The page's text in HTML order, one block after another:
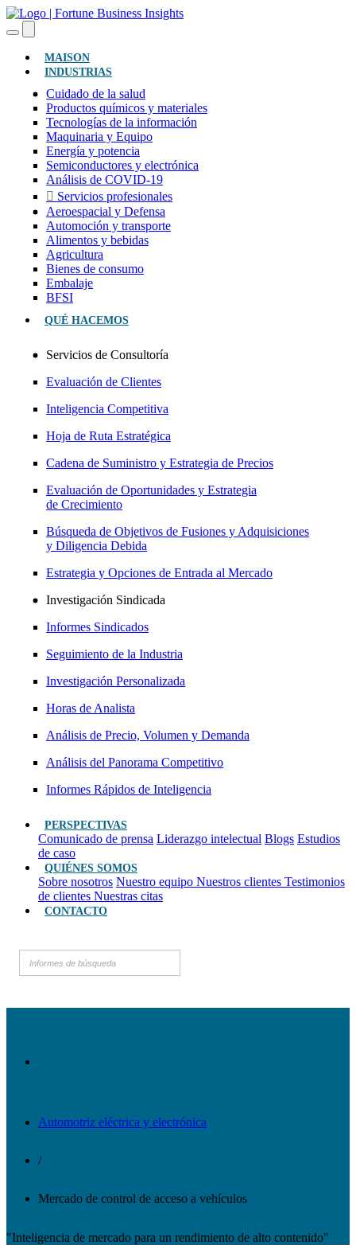
MAISON(ACTUAL)
INDUSTRIAS
Cuidado de la salud
Productos químicos y materiales
Tecnologías de la información
Maquinaria y Equipo
Energía y potencia
Semiconductores y electrónica
Análisis de COVID-19
Servicios profesionales
Aeroespacial y Defensa
Automoción y transporte
Alimentos y bebidas
Agricultura
Bienes de consumo
Embalaje
BFSI
QUÉ HACEMOS
Servicios de Consultoría
Evaluación de Clientes
Inteligencia Competitiva
Hoja de Ruta Estratégica
Cadena de Suministro y Estrategia de Precios
Evaluación de Oportunidades y Estrategia
de Crecimiento
Búsqueda de Objetivos de Fusiones y Adquisiciones
y Diligencia Debida
Estrategia y Opciones de Entrada al Mercado
Investigación Sindicada
Informes Sindicados
Seguimiento de la Industria
Investigación Personalizada
Horas de Analista
Análisis de Precio, Volumen y Demanda
Análisis del Panorama Competitivo
Informes Rápidos de Inteligencia
PERSPECTIVAS
Comunicado de prensa Liderazgo intelectual Blogs Estudios
de caso
QUIÉNES SOMOS
Sobre nosotros Nuestro equipo Nuestros clientes Testimonios
de clientes Nuestras citas
CONTACTO
Automotriz eléctrica y electrónica
/
Mercado de control de acceso a vehículos
"Inteligencia de mercado para un rendimiento de alto contenido"